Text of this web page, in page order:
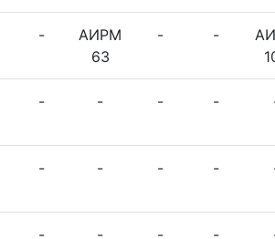
-
АИРМ
63
- -
- - - -
- - - -
- - - -